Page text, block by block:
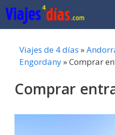
Saltar
al
contenido
Viajes de 4 días »
Engordany»Comprar
Comprar